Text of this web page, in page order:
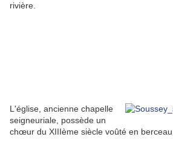
rivière.
L'église, ancienne chapelle
seigneuriale, possède un
chœur du XIIIème siècle voûté en berceau.